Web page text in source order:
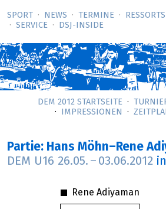
SPORT NEWS TERMINE
RESSORTS
SERVICE
DSJ-­INSIDE
DEM 2012 STARTSEITE
IMPRESSIONEN
Partie: Hans Möhn–Rene
DEM U16 26.05. – 03.06.2012
Rene Adiyaman